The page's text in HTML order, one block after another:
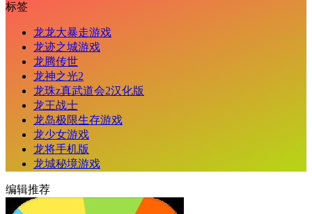
标签
龙龙大暴走游戏
龙迹之城游戏
龙腾传世
龙神之光2
龙珠z真武道会2汉化版
龙王战士
龙岛极限生存游戏
龙少女游戏
龙将手机版
龙城秘境游戏
编辑推荐